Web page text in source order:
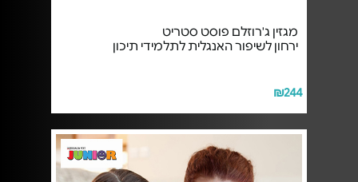
מגזין ג'רוזלם פוסט סטריט
ירחון לשיפור האנגלית לתלמידי תיכון
₪244